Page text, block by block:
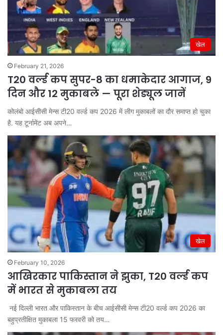
खेल
February 21, 2026
T20 वर्ल्ड कप सुपर-8 का धमाकेदार आगाज, 9
दिन और 12 मुकाबले — पूरा शेड्यूल जानें
कोलंबो आईसीसी मेन्स टी20 वर्ल्ड कप 2026 में लीग मुकाबलों का दौर समाप्त हो चुका
है. यह टूर्नामेंट अब अपने…
खेल
February 10, 2026
आखिरकार पाकिस्तान ने झुका, T20 वर्ल्ड कप
में भारत से मुकाबला तय
नई दिल्ली भारत और पाकिस्तान के बीच आईसीसी मेन्स टी20 वर्ल्ड कप 2026 का
बहुप्रतीक्षित मुकाबला 15 फरवरी को तय…